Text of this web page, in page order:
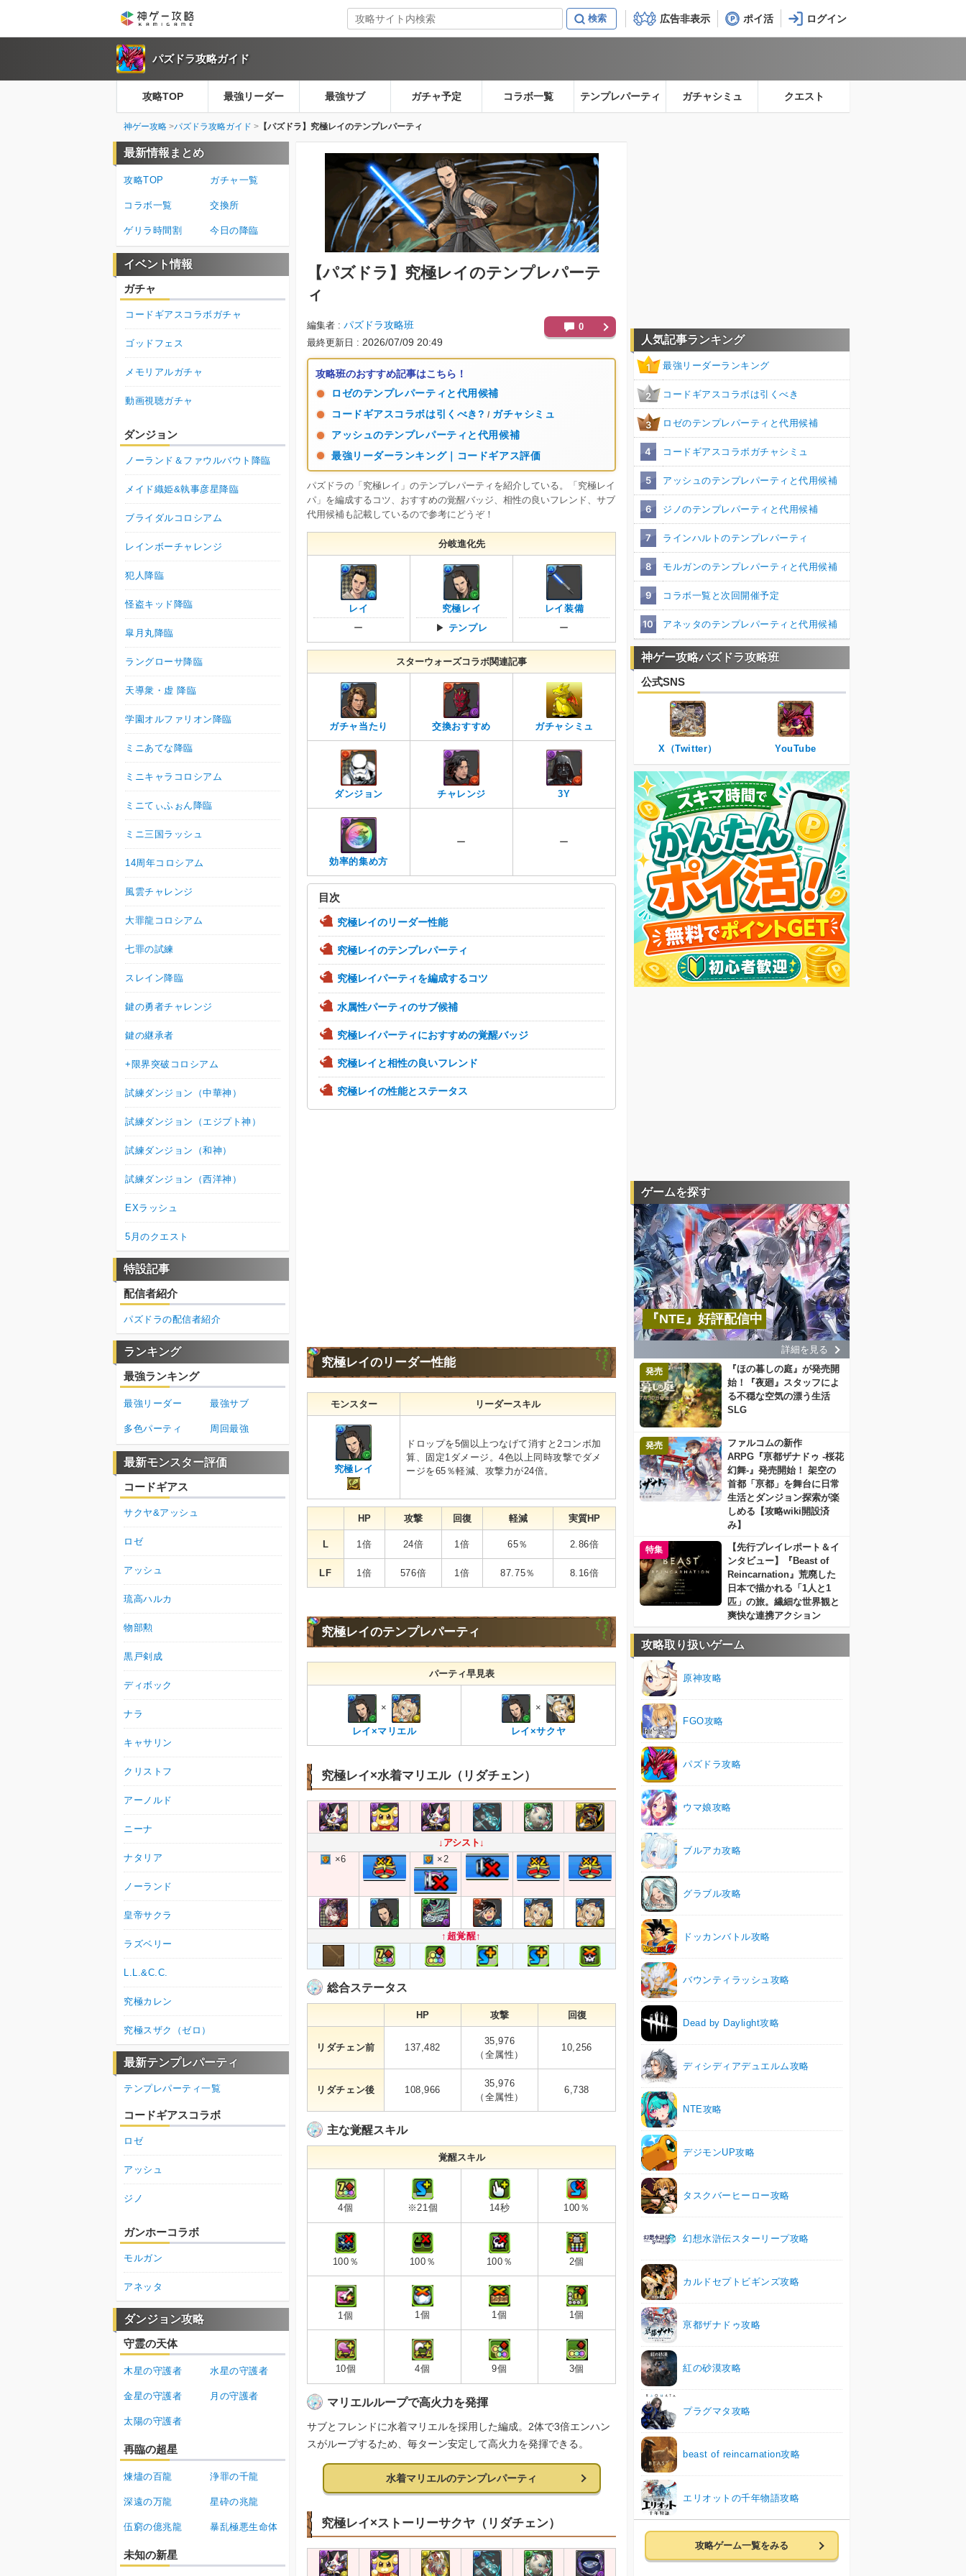
広告非表示 ポイ活
パズドラ攻略ガイド
攻略TOP 最強リーダー 最強サブ ガチャ予定 コラボ一覧 テンプレパーティ ガチャシミュ クエスト
神ゲー攻略 パズドラ攻略ガイド 【パズドラ】究極レイのテンプレパーティ
【パズドラ】 究極レイのテンプレパーテ
ィ
編集者 パズドラ攻略班
最終更新日 2026/07/09 20:49
0
攻略班のおすすめ記事はこちら！
ロゼのテンプレパーティと代用候補
コードギアスコラボは引くべき? / ガチャシミュ
アッシュのテンプレパーティと代用候補
最強リーダーランキング｜コードギアス評価
パズドラの「究極レイ」のテンプレパーティを紹介している。「究極レイ
パ」を編成するコツ、おすすめの覚醒バッジ、相性の良いフレンド、サブ
代用候補も記載しているので参考にどうぞ！
分岐進化先
レイ
ー
究極レイ
▶ テンプレ
レイ装備
ー
スターウォーズコラボ関連記事
ガチャ当たり 交換おすすめ ガチャシミュ
ダンジョン チャレンジ 3Y
効率的集め方
ー ー
目次
究極レイのリーダー性能
究極レイのテンプレパーティ
究極レイパーティを編成するコツ
水属性パーティのサブ候補
究極レイパーティにおすすめの覚醒バッジ
究極レイと相性の良いフレンド
究極レイの性能とステータス
究極レイのリーダー性能
モンスター リーダースキル
究極レイ
ドロップを5個以上つなげて消すと2コンボ加
算、固定1ダメージ。4色以上同時攻撃でダメ
ージを65％軽減、攻撃力が24倍。
HP 攻撃 回復 軽減 実質HP
L 1倍 24倍 1倍 65％ 2.86倍
LF 1倍 576倍 1倍 87.75％ 8.16倍
究極レイのテンプレパーティ
パーティ早見表
×
レイ×マリエル
×
レイ×サクヤ
究極レイ×水着マリエル（リダチェン）
↓アシスト↓
×6
×2
↑超覚醒↑
総合ステータス
HP 攻撃 回復
リダチェン前 137,482
35,976
（全属性）
10,256
リダチェン後 108,966
35,976
（全属性）
6,738
主な覚醒スキル
覚醒スキル
4個 ※21個 14秒 100％
100％ 100％ 100％ 2個
1個 1個 1個 1個
10個 4個 9個 3個
マリエルループで高火力を発揮
サブとフレンドに水着マリエルを採用した編成。2体で3倍エンハン
スがループするため、毎ターン安定して高火力を発揮できる。
水着マリエルのテンプレパーティ
究極レイ×ストーリーサクヤ（リダチェン）
人気記事ランキング
1 最強リーダーランキング
2 コードギアスコラボは引くべき
3 ロゼのテンプレパーティと代用候補
4 コードギアスコラボガチャシミュ
5 アッシュのテンプレパーティと代用候補
6 ジノのテンプレパーティと代用候補
7 ラインハルトのテンプレパーティ
8 モルガンのテンプレパーティと代用候補
9 コラボ一覧と次回開催予定
10 アネッタのテンプレパーティと代用候補
神ゲー攻略パズドラ攻略班
公式SNS
X（Twitter） YouTube
ゲームを探す
『NTE』好評配信中
詳細を見る
発売
『ほの暮しの庭』が発売開
始！『夜廻』スタッフによ
る不穏な空気の漂う生活
SLG
発売
ファルコムの新作
ARPG『亰都ザナドゥ -桜花
幻舞-』発売開始！ 架空の
首都「亰都」を舞台に日常
生活とダンジョン探索が楽
しめる【攻略wiki開設済
み】
特集
【先行プレイレポート＆イ
ンタビュー】『Beast of
Reincarnation』荒廃した
日本で描かれる「1人と1
匹」の旅。繊細な世界観と
爽快な連携アクション
攻略取り扱いゲーム
原神攻略
FGO攻略
パズドラ攻略
ウマ娘攻略
ブルアカ攻略
グラブル攻略
ドッカンバトル攻略
バウンティラッシュ攻略
Dead by Daylight攻略
ディシディアデュエルム攻略
NTE攻略
デジモンUP攻略
タスクバーヒーロー攻略
幻想水滸伝スターリープ攻略
カルドセプトビギンズ攻略
亰都ザナドゥ攻略
紅の砂漠攻略
プラグマタ攻略
beast of reincarnation攻略
エリオットの千年物語攻略
攻略ゲーム一覧をみる
最新情報まとめ
攻略TOP ガチャ一覧
コラボ一覧 交換所
ゲリラ時間割 今日の降臨
イベント情報
ガチャ
コードギアスコラボガチャ
ゴッドフェス
メモリアルガチャ
動画視聴ガチャ
ダンジョン
ノーランド＆ファウルバウト降臨
メイド織姫&執事彦星降臨
ブライダルコロシアム
レインボーチャレンジ
犯人降臨
怪盗キッド降臨
皐月丸降臨
ラングローサ降臨
天導衆・虚 降臨
学園オルファリオン降臨
ミニあてな降臨
ミニキャラコロシアム
ミニてぃふぉん降臨
ミニ三国ラッシュ
14周年コロシアム
風雲チャレンジ
大罪龍コロシアム
七罪の試練
スレイン降臨
鍵の勇者チャレンジ
鍵の継承者
+限界突破コロシアム
試練ダンジョン（中華神）
試練ダンジョン（エジプト神）
試練ダンジョン（和神）
試練ダンジョン（西洋神）
EXラッシュ
5月のクエスト
特設記事
配信者紹介
パズドラの配信者紹介
ランキング
最強ランキング
最強リーダー 最強サブ
多色パーティ 周回最強
最新モンスター評価
コードギアス
サクヤ&アッシュ
ロゼ
アッシュ
琉高ハルカ
物部勲
黒戸剣成
ディボック
ナラ
キャサリン
クリストフ
アーノルド
ニーナ
ナタリア
ノーランド
皇帝サクラ
ラズベリー
L.L.&C.C.
究極カレン
究極スザク（ゼロ）
最新テンプレパーティ
テンプレパーティ一覧
コードギアスコラボ
ロゼ
アッシュ
ジノ
ガンホーコラボ
モルガン
アネッタ
ダンジョン攻略
守霊の天体
木星の守護者 水星の守護者
金星の守護者 月の守護者
太陽の守護者
再臨の超星
煉燼の百龍 浄罪の千龍
深遠の万龍 星砕の兆龍
伍窮の億兆龍 暴乱極悪生命体
未知の新星